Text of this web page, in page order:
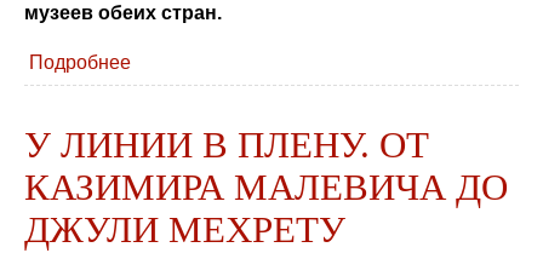
музеев обеих стран.
Подробнее
У ЛИНИИ В ПЛЕНУ. ОТ
КАЗИМИРА МАЛЕВИЧА ДО
ДЖУЛИ МЕХРЕТУ